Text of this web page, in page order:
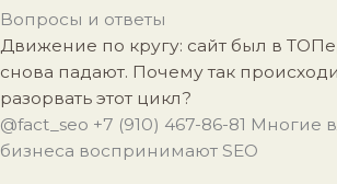
Вопросы и ответы
Движение по кругу: сайт был в
снова падают. Почему так
разорвать этот цикл?
@fact_seo +7 (910) 467-86-81 Многие
бизнеса воспринимают SEO